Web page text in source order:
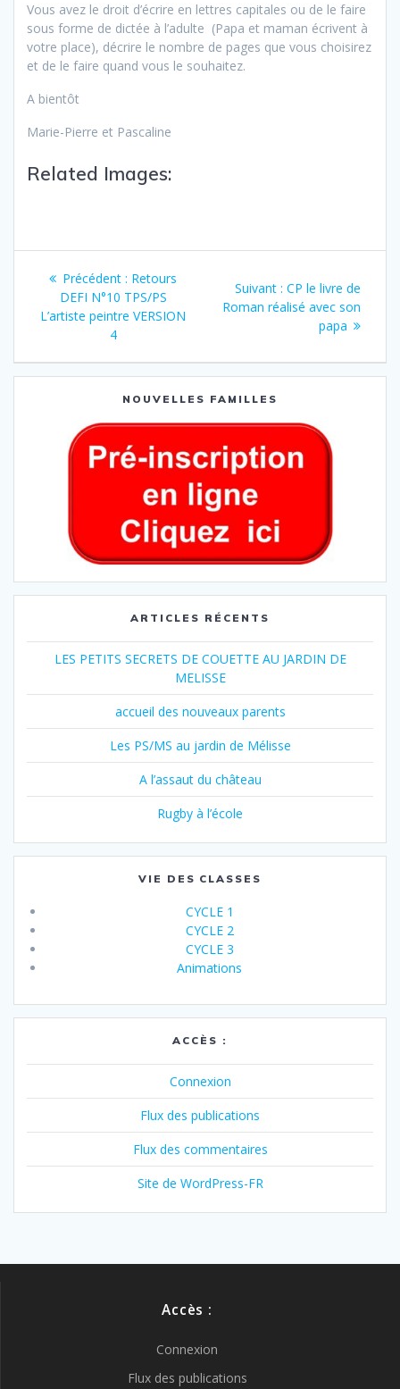
Vous avez le droit d’écrire en lettres capitales ou de le faire
sous forme de dictée à l’adulte (Papa et maman écrivent à
votre place), décrire le nombre de pages que vous choisirez
et de le faire quand vous le souhaitez.
A bientôt
Marie-Pierre et Pascaline
Related Images:
Précédent : Retours
DEFI N°10 TPS/PS
L’artiste peintre VERSION
4
Suivant : CP le livre de
Roman réalisé avec son
papa
NOUVELLES FAMILLES
ARTICLES RÉCENTS
LES PETITS SECRETS DE COUETTE AU JARDIN DE
MELISSE
accueil des nouveaux parents
Les PS/MS au jardin de Mélisse
A l’assaut du château
Rugby à l’école
VIE DES CLASSES
CYCLE 1
CYCLE 2
CYCLE 3
Animations
ACCÈS :
Connexion
Flux des publications
Flux des commentaires
Site de WordPress-FR
Accès :
Connexion
Flux des publications